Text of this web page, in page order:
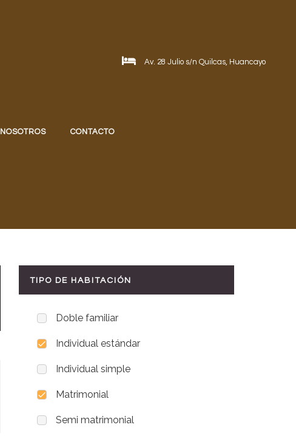
Av. 28 Julio s/n Quilcas, Huancayo
NOSOTROS CONTACTO
TIPO DE HABITACIÓN
Doble familiar
Individual estándar
Individual simple
Matrimonial
Semi matrimonial